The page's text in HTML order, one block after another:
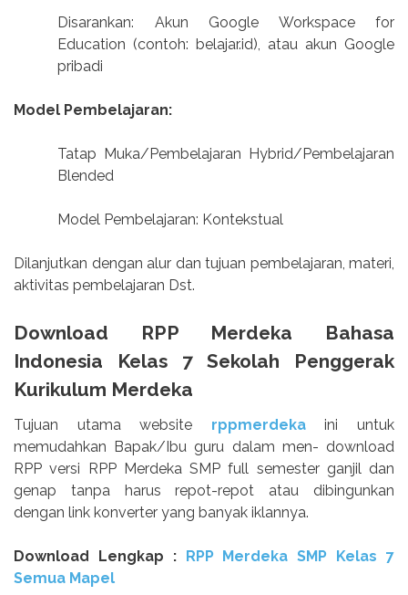
Disarankan: Akun Google Workspace for
Education (contoh: belajar.id), atau akun Google
pribadi
Model Pembelajaran:
Tatap Muka/Pembelajaran Hybrid/Pembelajaran
Blended
Model Pembelajaran: Kontekstual
Dilanjutkan dengan alur dan tujuan pembelajaran, materi,
aktivitas pembelajaran Dst.
Download RPP Merdeka Bahasa
Indonesia Kelas 7 Sekolah Penggerak
Kurikulum Merdeka
Tujuan utama website rppmerdeka
ini untuk
memudahkan Bapak/Ibu guru dalam men- download
RPP versi RPP Merdeka SMP full semester ganjil dan
genap tanpa harus repot-repot atau dibingunkan
dengan link konverter yang banyak iklannya.
Download Lengkap :
RPP Merdeka SMP Kelas 7
Semua Mapel